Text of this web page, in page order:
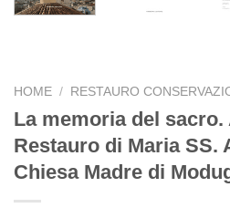
HOME / RESTAURO
La memoria del
Restauro di Maria SS.
Chiesa Madre di